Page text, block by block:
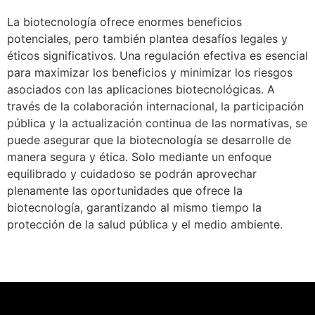
La biotecnología ofrece enormes beneficios
potenciales, pero también plantea desafíos legales y
éticos significativos. Una regulación efectiva es esencial
para maximizar los beneficios y minimizar los riesgos
asociados con las aplicaciones biotecnológicas. A
través de la colaboración internacional, la participación
pública y la actualización continua de las normativas, se
puede asegurar que la biotecnología se desarrolle de
manera segura y ética. Solo mediante un enfoque
equilibrado y cuidadoso se podrán aprovechar
plenamente las oportunidades que ofrece la
biotecnología, garantizando al mismo tiempo la
protección de la salud pública y el medio ambiente.